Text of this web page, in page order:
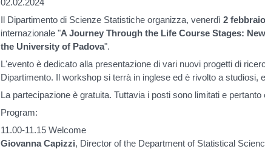
Il Dipartimento di Scienze Statistiche organizza, venerdì2
internazionale "A Journey Through the Life Course Stages:
the University of Padova".
L'evento è dedicato alla presentazione di vari nuovi progetti di
Dipartimento. Il workshop si terrà in inglese ed è rivolto a studiosi,
La partecipazione è gratuita. Tuttavia i posti sono limitati e
Program:
11.00-11.15 Welcome
Giovanna Capizzi, Director of the Department of Statistical